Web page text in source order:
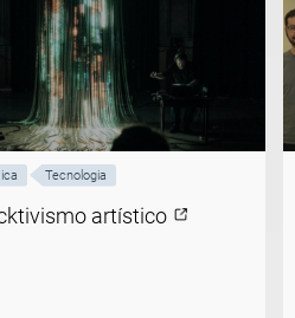
Tecnologia
artístico